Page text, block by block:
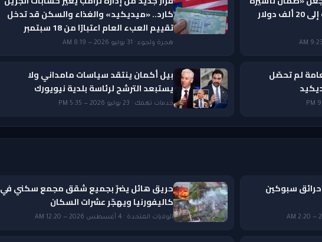
الزيارة» دائمًا وترفع قيمته إلى 20 ألف دولار
كارد.. «ميديكيد» والغذاء والسكن قد تدخل
تقييم العبء العام اعتبارًا من 18 سبتمبر
هجرة ولجوء · 31 يوليو 2026 — 8:19 AM
لم تحصّل
بيل أكمان ينتقد سياسات مامداني ولا
يستبعد الترشح لرئاسة بلدية نيويورك
خدمات تهمك · 23 يوليو 2026 — 5:35 PM
سبوكين
حريق هائل يضرّ بجميع شقق مجمع سكني في
كاليفورنيا ويهجّر عشرات السكان
الولايات المتحدة · 4 أغسطس 2026 — 12:20 AM